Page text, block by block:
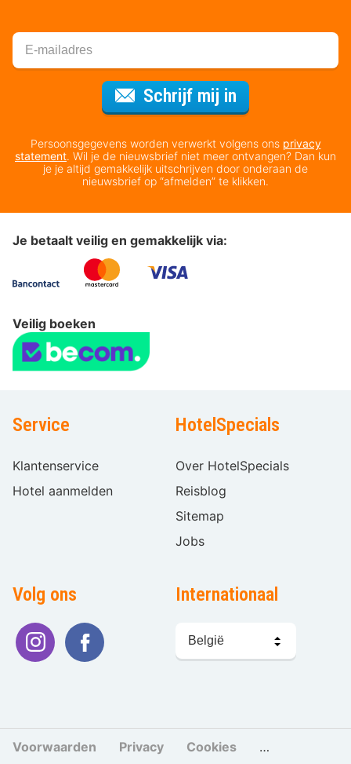
Schrijf mij in
Persoonsgegevens worden verwerkt volgens ons privacy
statement. Wil je de nieuwsbrief niet meer ontvangen? Dan kun
je je altijd gemakkelijk uitschrijven door onderaan de
nieuwsbrief op “afmelden” te klikken.
Je betaalt veilig en gemakkelijk via:
Veilig boeken
Service
Klantenservice
Hotel aanmelden
HotelSpecials
Over HotelSpecials
Reisblog
Sitemap
Jobs
Volg ons Internationaal
kiezen
Voorwaarden Privacy Cookies Cookies